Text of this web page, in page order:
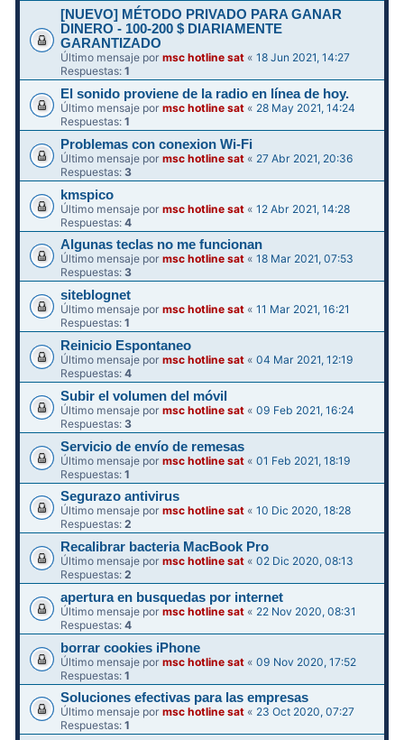
[NUEVO] MÉTODO PRIVADO PARA GANAR
DINERO - 100-200 $ DIARIAMENTE
GARANTIZADO
Último mensaje pormsc hotline sat «18 Jun 2021, 14:27
Respuestas:1
El sonido proviene de la radio en línea de hoy.
Último mensaje pormsc hotline sat « 28 May 2021, 14:24
Respuestas:1
Problemas con conexion Wi-Fi
Último mensaje pormsc hotline sat « 27 Abr 2021, 20:36
Respuestas: 3
kmspico
Último mensaje pormsc hotline sat «12 Abr 2021, 14:28
Respuestas:4
Algunas teclas no me funcionan
Último mensaje pormsc hotline sat «18 Mar 2021, 07:53
Respuestas: 3
siteblognet
Último mensaje pormsc hotline sat «11 Mar 2021, 16:21
Respuestas:1
Reinicio Espontaneo
Último mensaje pormsc hotline sat «04 Mar 2021, 12:19
Respuestas:4
Subir el volumen del móvil
Último mensaje pormsc hotline sat «09 Feb 2021, 16:24
Respuestas:3
Servicio de envío de remesas
Último mensaje pormsc hotline sat «01 Feb 2021, 18:19
Respuestas:1
Segurazo antivirus
Último mensaje pormsc hotline sat «10 Dic 2020, 18:28
Respuestas:2
Recalibrar bacteria MacBook Pro
Último mensaje pormsc hotline sat «02 Dic 2020, 08:13
Respuestas:2
apertura en busquedas por internet
Último mensaje pormsc hotline sat « 22 Nov 2020, 08:31
Respuestas:4
borrar cookies iPhone
Último mensaje pormsc hotline sat «09 Nov 2020, 17:52
Respuestas:1
Soluciones efectivas para las empresas
Último mensaje pormsc hotline sat « 23 Oct 2020, 07:27
Respuestas:1